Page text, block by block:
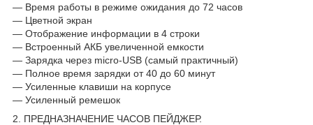
— Время работы в режиме ожидания до 72 часов
— Цветной экран
— Отображение информации в 4 строки
— Встроенный АКБ увеличенной емкости
— Зарядка через micro-USB (самый практичный)
— Полное время зарядки от 40 до 60 минут
— Усиленные клавиши на корпусе
— Усиленный ремешок
2. ПРЕДНАЗНАЧЕНИЕ ЧАСОВ ПЕЙДЖЕР.